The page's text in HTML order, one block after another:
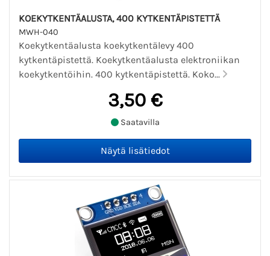
KOEKYTKENTÄALUSTA, 400 KYTKENTÄPISTETTÄ
MWH-040
Koekytkentäalusta koekytkentälevy 400
kytkentäpistettä. Koekytkentäalusta elektroniikan
koekytkentöihin. 400 kytkentäpistettä. Koko...
3,50 €
Saatavilla